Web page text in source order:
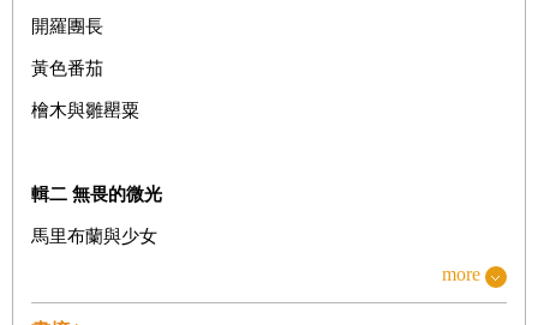
開羅團長
黃色番茄
檜木與雛罌粟
輯二 無畏的微光
馬里布蘭與少女
貓咪事務所
more